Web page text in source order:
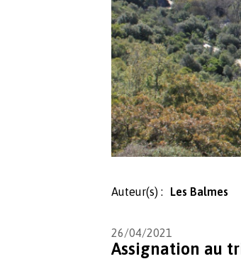
Auteur(s) : Les Balmes
26/04/2021
Assignation au